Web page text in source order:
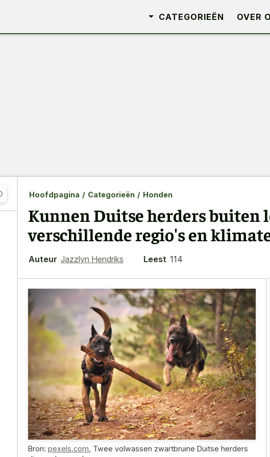
CATEGORIEËN OVER
Hoofdpagina / Categorieën / Honden
Kunnen Duitse herders buiten
verschillende regio's en
Auteur Jazzlyn Hendriks Leest 114
Bron: pexels.com Twee volwassen zwartbruine Duitse herders